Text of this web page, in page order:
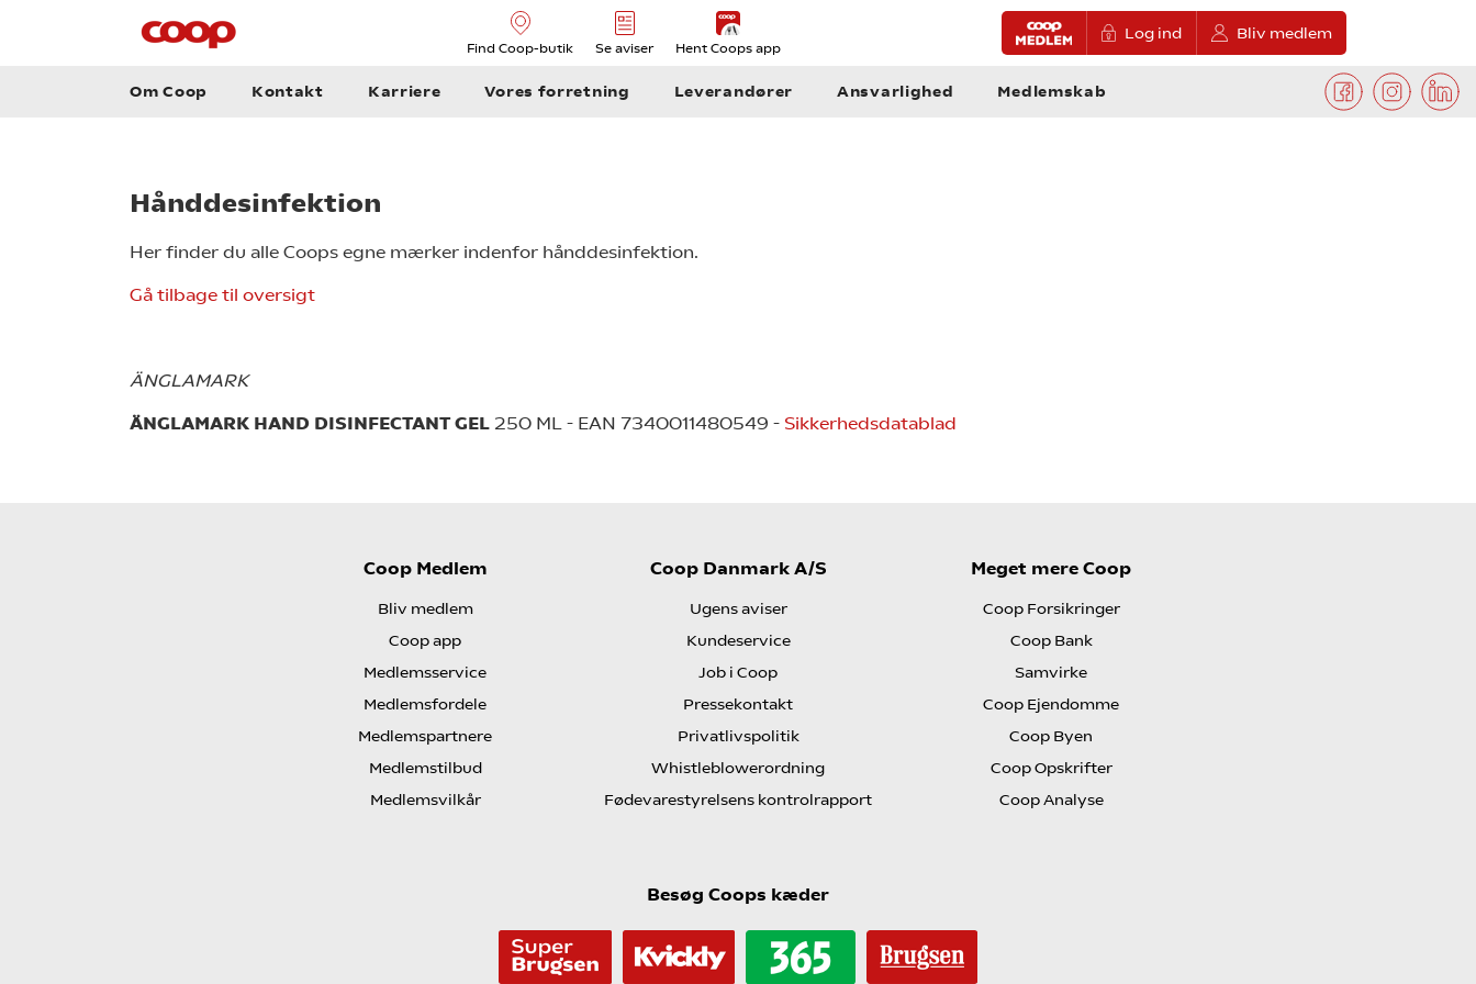
Find Coop-butik Se aviser Hent Coops app
Log ind Bliv medlem
Om Coop Kontakt Karriere Vores forretning Leverandører Ansvarlighed Medlemskab
Hånddesinfektion
Her finder du alle Coops egne mærker indenfor hånddesinfektion.
Gå tilbage til oversigt
ÄNGLAMARK
ÄNGLAMARK HAND DISINFECTANT GEL 250 ML - EAN 7340011480549 - Sikkerhedsdatablad
Coop Medlem
Bliv medlem
Coop app
Medlemsservice
Medlemsfordele
Medlemspartnere
Medlemstilbud
Medlemsvilkår
Coop Danmark A/S
Ugens aviser
Kundeservice
Job i Coop
Pressekontakt
Privatlivspolitik
Whistleblowerordning
Fødevarestyrelsens kontrolrapport
Meget mere Coop
Coop Forsikringer
Coop Bank
Samvirke
Coop Ejendomme
Coop Byen
Coop Opskrifter
Coop Analyse
Besøg Coops kæder